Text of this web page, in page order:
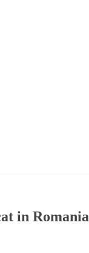
in Romania